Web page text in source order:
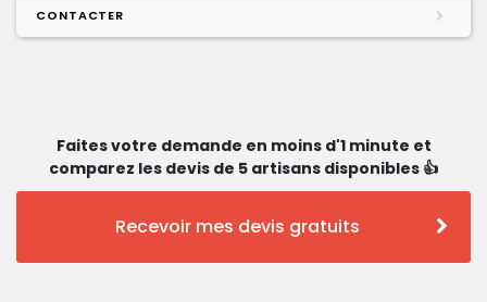
CONTACTER
Faites votre demande en moins d'1 minute et
comparez les devis de 5 artisans disponibles 👍
Recevoir mes devis gratuits